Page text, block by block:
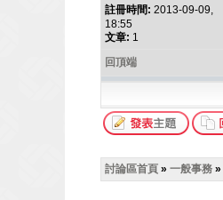
註冊時間: 2013-09-09,
18:55
文章: 1
回頂端
討論區首頁 » 一般事務 »